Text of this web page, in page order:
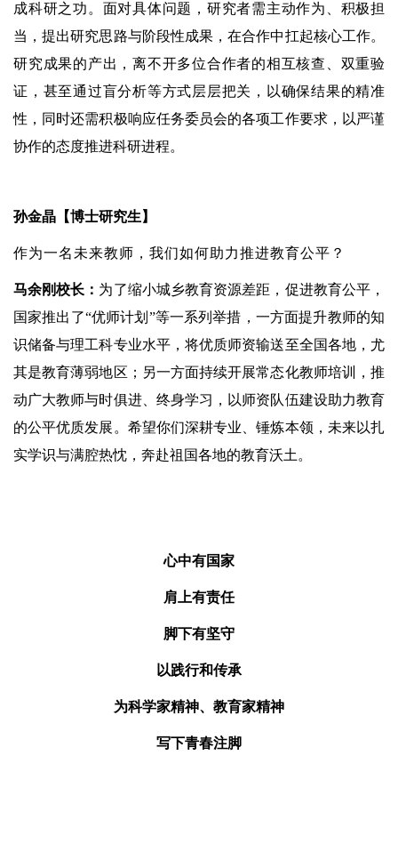
成科研之功。面对具体问题，研究者需主动作为、积极担
当，提出研究思路与阶段性成果，在合作中扛起核心工作。
研究成果的产出，离不开多位合作者的相互核查、双重验
证，甚至通过盲分析等方式层层把关，以确保结果的精准
性，同时还需积极响应任务委员会的各项工作要求，以严谨
协作的态度推进科研进程。
孙金晶【博士研究生】
作为一名未来教师，我们如何助力推进教育公平？
马余刚校长： 为了缩小城乡教育资源差距，促进教育公平，
国家推出了“优师计划”等一系列举措，一方面提升教师的知
识储备与理工科专业水平，将优质师资输送至全国各地，尤
其是教育薄弱地区；另一方面持续开展常态化教师培训，推
动广大教师与时俱进、终身学习，以师资队伍建设助力教育
的公平优质发展。希望你们深耕专业、锤炼本领，未来以扎
实学识与满腔热忱，奔赴祖国各地的教育沃土。
心中有国家
肩上有责任
脚下有坚守
以践行和传承
为科学家精神、教育家精神
写下青春注脚